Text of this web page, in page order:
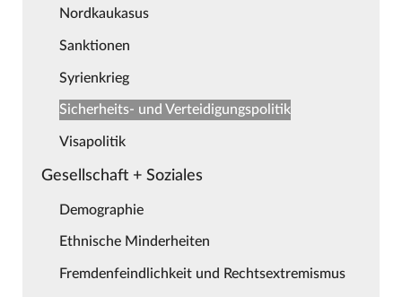
Nordkaukasus
Sanktionen
Syrienkrieg
Sicherheits- und Verteidigungspolitik
Visapolitik
Gesellschaft + Soziales
Demographie
Ethnische Minderheiten
Fremdenfeindlichkeit und Rechtsextremismus